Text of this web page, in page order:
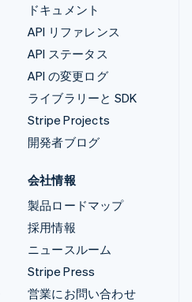
ドキュメント
API リファレンス
API ステータス
API の変更ログ
ライブラリーと SDK
Stripe Projects
開発者ブログ
会社情報
製品ロードマップ
採用情報
ニュースルーム
Stripe Press
営業にお問い合わせ